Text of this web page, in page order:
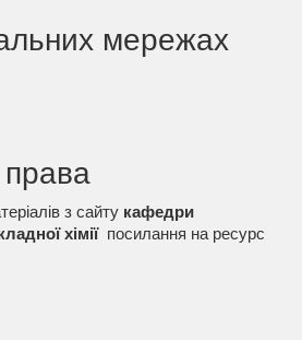
мережах
права
з сайту кафедри
хімії посилання на ресурс